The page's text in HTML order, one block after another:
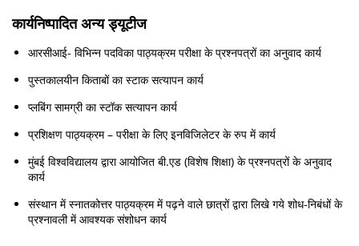
कार्यनिष्पादित अन्य ड्यूटीज
आरसीआई- विभिन्न पदविका पाठ्यक्रम परीक्षा के प्रश्नपत्रों का अनुवाद कार्य
पुस्तकालयीन किताबों का स्टाक सत्यापन कार्य
प्लबिंग सामग्री का स्टॉक सत्यापन कार्य
प्रशिक्षण पाठ्यक्रम – परीक्षा के लिए इनविजिलेटर के रुप में कार्य
मुंबई विश्वविद्यालय द्वारा आयोजित बी.एड (विशेष शिक्षा) के प्रश्नपत्रों के अनुवाद
कार्य
संस्थान में स्नातकोत्तर पाठ्यक्रम में पढ़ने वाले छात्रों द्वारा लिखे गये शोध-निबंधों के
प्रश्नावली में आवश्यक संशोधन कार्य